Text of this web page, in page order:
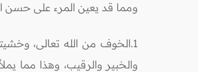
ومما قد يعين المرء على حسن
1.الخوف من الله تعالى،
والخبير والرقيب، وهذا مما